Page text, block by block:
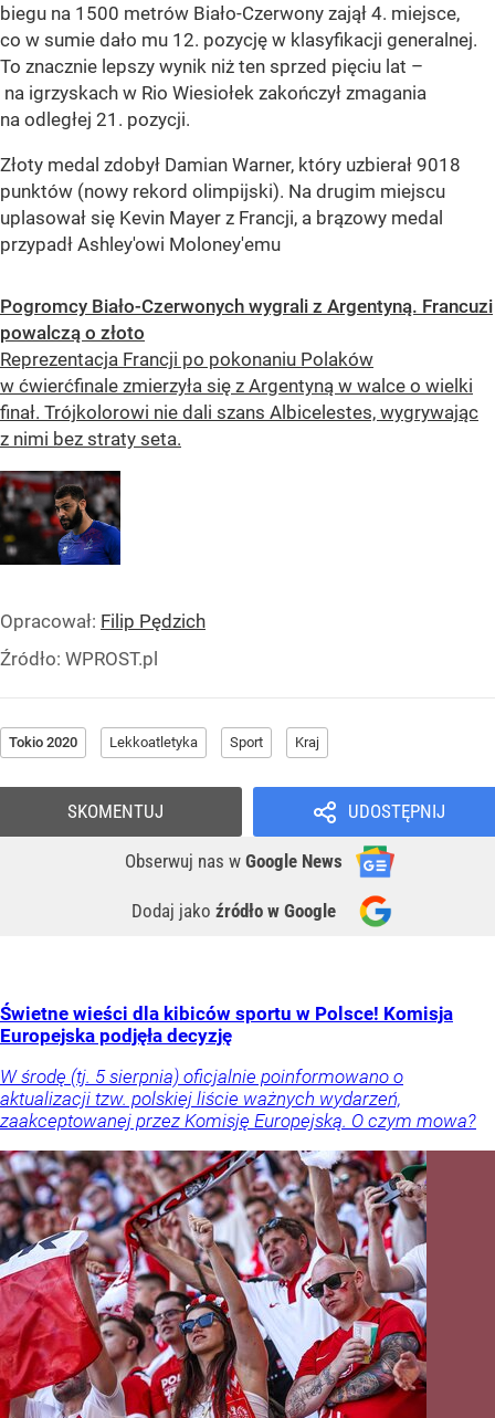
biegu na 1500 metrów Biało-Czerwony zajął 4. miejsce,
co w sumie dało mu 12. pozycję w klasyfikacji generalnej.
To znacznie lepszy wynik niż ten sprzed pięciu lat –
na igrzyskach w Rio Wiesiołek zakończył zmagania
na odległej 21. pozycji.
Złoty medal zdobył Damian Warner, który uzbierał 9018
punktów (nowy rekord olimpijski). Na drugim miejscu
uplasował się Kevin Mayer z Francji, a brązowy medal
przypadł Ashley'owi Moloney'emu
Pogromcy Biało-Czerwonych wygrali z Argentyną. Francuzi
powalczą o złoto
Reprezentacja Francji po pokonaniu Polaków
w ćwierćfinale zmierzyła się z Argentyną w walce o wielki
finał. Trójkolorowi nie dali szans Albicelestes, wygrywając
z nimi bez straty seta.
Opracował: Filip Pędzich
Źródło: WPROST.pl
Tokio 2020 Lekkoatletyka Sport Kraj
UDOSTĘPNIJ
Obserwuj nas w Google News
Dodaj jako źródło w Google
SKOMENTUJ
Świetne wieści dla kibiców sportu w Polsce! Komisja
Europejska podjęła decyzję
W środę (tj. 5 sierpnia) oficjalnie poinformowano o
aktualizacji tzw. polskiej liście ważnych wydarzeń,
zaakceptowanej przez Komisję Europejską. O czym mowa?